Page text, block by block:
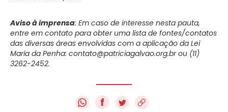
Aviso à imprensa: Em caso de interesse nesta pauta,
entre em contato para obter uma lista de fontes/contatos
das diversas áreas envolvidas com a aplicação da Lei
Maria da Penha: contato@patriciagalvao.org.brou (11)
3262-2452.
f